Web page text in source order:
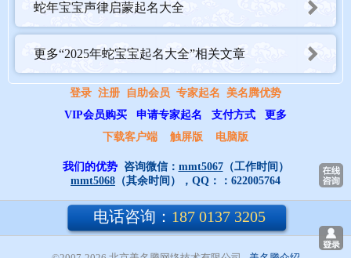
12. 铭（11 画，音 míng）—— 有铭记、铭刻之意，象征重情重
义。可起名如：铭宇、铭豪、铭杰、铭晨。
13. 泽（8 画，音 zé）—— 指恩泽、润泽，寓意福泽深厚。可起名
如：泽宇、泽豪、泽杰、泽晨。
14. 健（10 画，音 jiàn）—— 意为健康、强壮，代表充满活力。可
起名如：健宇、健豪、健杰、健晨。
15. 航（10 画，音 háng）—— 指航行、航海，寓意勇往直前。可
起名如：航宇、航豪、航杰、航晨。
蛇年宝宝声律启蒙起名大全
更多“2025年蛇宝宝起名大全”相关文章
登录 注册 自助会员 专家起名 美名腾优势
VIP会员购买
申请专家起名 支付方式
更多
下载客户端
触屏版 电脑版
我们的优势 咨询微信： mmt5067（工作时间）
mmt5068 （其余时间），QQ：： 622005764
电话咨询： 187 0137 3205